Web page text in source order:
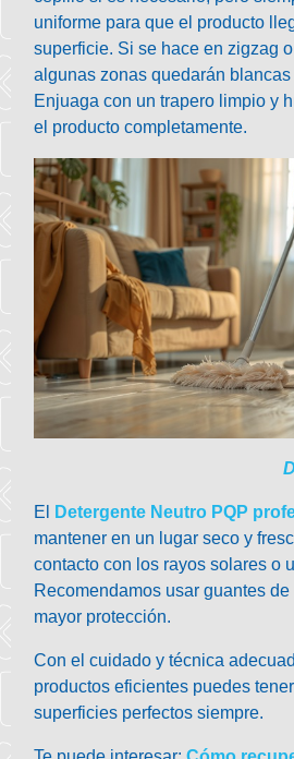
uniforme para que el producto
superficie. Si se hace en zigzag
algunas zonas quedarán blancas
Enjuaga con un trapero limpio y
el producto completamente.
El Detergente Neutro PQP
mantener en un lugar seco y
contacto con los rayos solares o
Recomendamos usar guantes
mayor protección.
Con el cuidado y técnica
productos eficientes puedes
superficies perfectos siempre.